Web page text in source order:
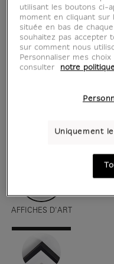
AFFICHES D'ART
utilisant les boutons ci-
moment en cliquant sur
située en bas de
souhaitez pas accepter
sur comment nous
Personnaliser mes
consulter
notre
Uniquement